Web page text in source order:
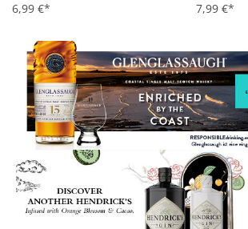
Durchschnittliche Bewertung von 5 von 5
6,99 €* 7,99 €*